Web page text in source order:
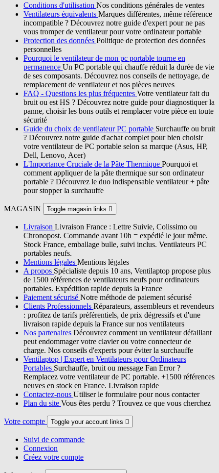
Conditions d'utilisation Nos conditions générales de ventes
Ventilateurs équivalents Marques différentes, même référence
incompatible ? Découvrez notre guide d'expert pour ne pas
vous tromper de ventilateur pour votre ordinateur portable
Protection des données Politique de protection des données
personnelles
Pourquoi le ventilateur de mon pc portable tourne en
permanence Un PC portable qui chauffe réduit la durée de vie
de ses composants. Découvrez nos conseils de nettoyage, de
remplacement de ventilateur et nos pièces neuves
FAQ - Questions les plus fréquentes Votre ventilateur fait du
bruit ou est HS ? Découvrez notre guide pour diagnostiquer la
panne, choisir les bons outils et remplacer votre pièce en toute
sécurité
Guide du choix de ventilateur PC portable Surchauffe ou bruit
? Découvrez notre guide d'achat complet pour bien choisir
votre ventilateur de PC portable selon sa marque (Asus, HP,
Dell, Lenovo, Acer)
L'Importance Cruciale de la Pâte Thermique Pourquoi et
comment appliquer de la pâte thermique sur son ordinateur
portable ? Découvrez le duo indispensable ventilateur + pâte
pour stopper la surchauffe
MAGASIN Toggle magasin links 
Livraison Livraison France : Lettre Suivie, Colissimo ou
Chronopost. Commande avant 10h = expédié le jour même.
Stock France, emballage bulle, suivi inclus. Ventilateurs PC
portables neufs.
Mentions légales Mentions légales
A propos Spécialiste depuis 10 ans, Ventilaptop propose plus
de 1500 références de ventilateurs neufs pour ordinateurs
portables. Expédition rapide depuis la France
Paiement sécurisé Notre méthode de paiement sécurisé
Clients Professionnels Réparateurs, assembleurs et revendeurs
: profitez de tarifs préférentiels, de prix dégressifs et d'une
livraison rapide depuis la France sur nos ventilateurs
Nos partenaires Découvrez comment un ventilateur défaillant
peut endommager votre clavier ou votre connecteur de
charge. Nos conseils d'experts pour éviter la surchauffe
Ventilaptop | Expert en Ventilateurs pour Ordinateurs
Portables Surchauffe, bruit ou message Fan Error ?
Remplacez votre ventilateur de PC portable. +1500 références
neuves en stock en France. Livraison rapide
Contactez-nous Utiliser le formulaire pour nous contacter
Plan du site Vous êtes perdu ? Trouvez ce que vous cherchez
Votre compte Toggle your account links 
Suivi de commande
Connexion
Créez votre compte